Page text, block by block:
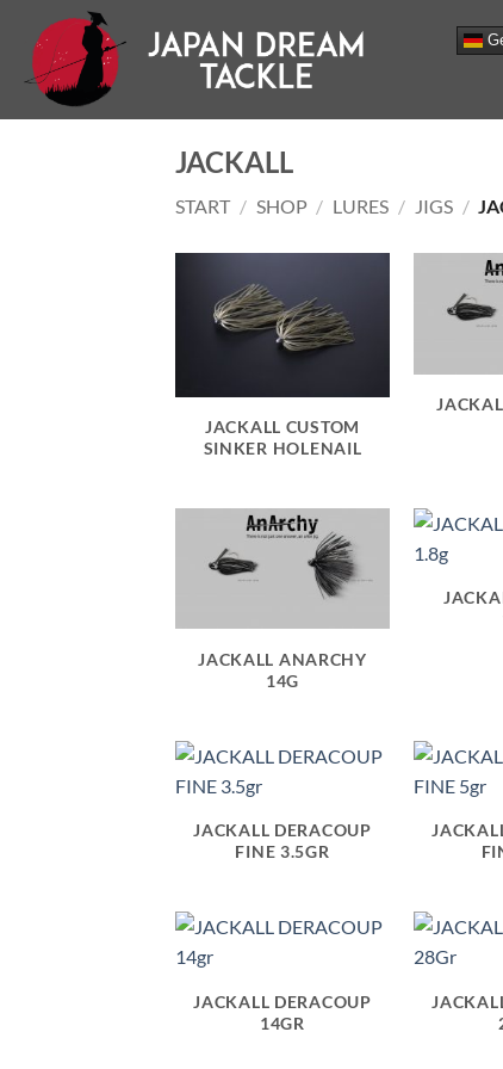
Inhalt
springen
JACKALL
START / SHOP / LURES / JIGS /
JACKALL CUSTOM
SINKER HOLENAIL
JACKALL ANARCHY
14G
JACKALL DERACOUP
FINE 3.5GR
JACKALL DERACOUP
14GR